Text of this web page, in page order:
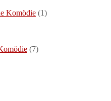
Komödie (1)
(7)